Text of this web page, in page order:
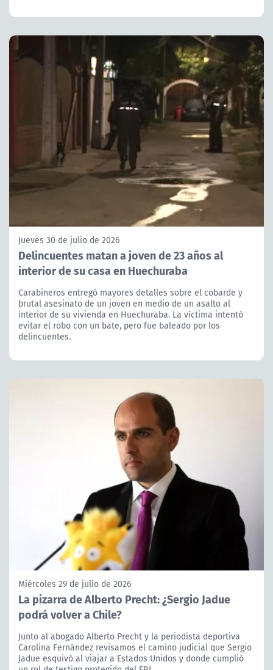
Jueves 30 de julio de 2026
Delincuentes matan a joven de 23 años al
interior de su casa en Huechuraba
Carabineros entregó mayores detalles sobre el cobarde y
brutal asesinato de un joven en medio de un asalto al
interior de su vivienda en Huechuraba. La víctima intentó
evitar el robo con un bate, pero fue baleado por los
delincuentes.
Miércoles 29 de julio de 2026
La pizarra de Alberto Precht: ¿Sergio Jadue
podrá volver a Chile?
Junto al abogado Alberto Precht y la periodista deportiva
Carolina Fernández revisamos el camino judicial que Sergio
Jadue esquivó al viajar a Estados Unidos y donde cumplió